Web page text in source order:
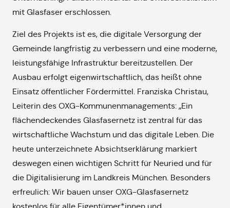
mit Glasfaser erschlossen.
Ziel des Projekts ist es, die digitale Versorgung der
Gemeinde langfristig zu verbessern und eine moderne,
leistungsfähige Infrastruktur bereitzustellen. Der
Ausbau erfolgt eigenwirtschaftlich, das heißt ohne
Einsatz öffentlicher Fördermittel. Franziska Christau,
Leiterin des OXG-Kommunenmanagements: „Ein
flächendeckendes Glasfasernetz ist zentral für das
wirtschaftliche Wachstum und das digitale Leben. Die
heute unterzeichnete Absichtserklärung markiert
deswegen einen wichtigen Schritt für Neuried und für
die Digitalisierung im Landkreis München. Besonders
erfreulich: Wir bauen unser OXG-Glasfasernetz